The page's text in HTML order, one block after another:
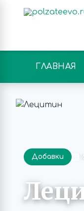
ГЛАВНАЯ
Добавки